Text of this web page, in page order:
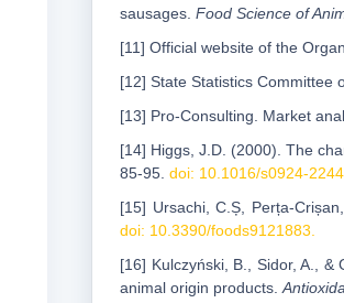
sausages. Food Science of
[11] Official website of the
[12] State Statistics Committee
[13] Pro-Consulting. Market
[14] Higgs, J.D. (2000). The
85-95. doi: 10.1016/s0924-
[15] Ursachi, C.Ș, Perța-
doi: 10.3390/foods9121883.
[16] Kulczyński, B., Sidor, A.,
animal origin products.